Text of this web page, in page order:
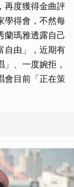
再度獲得金曲評
學得會，不然每
蘭瑪雅透露自己
自由」，近期有
」、一度婉拒，
會目前「正在策